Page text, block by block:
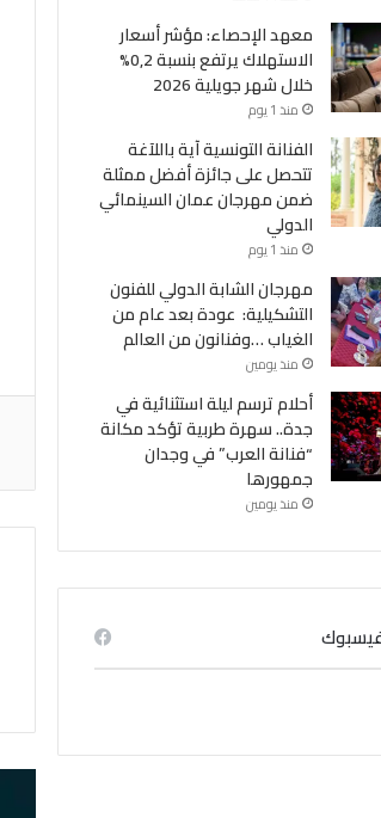
معهد الإحصاء: مؤشر أسعار
الاستهلاك يرتفع بنسبة 0,2%
خلال شهر جويلية 2026
منذ 1 يوم
الفنانة التونسية آية باللآغة
تتحصل على جائزة أفضل ممثلة
ضمن مهرجان عمان السينمائي
الدولي
منذ 1 يوم
مهرجان الشابة الدولي للفنون
التشكيلية: عودة بعد عام من
الغياب …وفنانون من العالم
منذ يومين
أحلام ترسم ليلة استثنائية في
جدة.. سهرة طربية تؤكد مكانة
“فنانة العرب” في وجدان
جمهورها
منذ يومين
فيسبوك